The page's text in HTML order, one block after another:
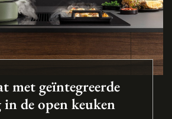
met geïntegreerde
de open keuken